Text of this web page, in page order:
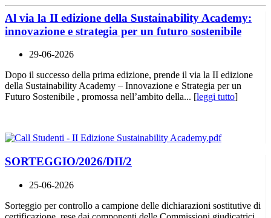
Al via la II edizione della Sustainability Academy:
innovazione e strategia per un futuro sostenibile
29-06-2026
Dopo il successo della prima edizione, prende il via la II edizione
della Sustainability Academy – Innovazione e Strategia per un
Futuro Sostenibile , promossa nell’ambito della... [leggi tutto]
SORTEGGIO/2026/DII/2
25-06-2026
Sorteggio per controllo a campione delle dichiarazioni sostitutive di